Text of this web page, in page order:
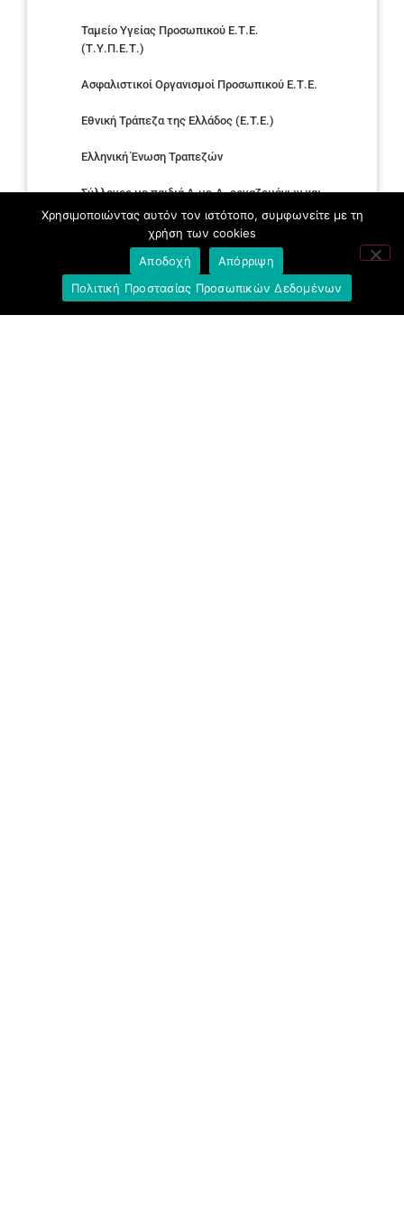
Ταμείο Υγείας Προσωπικού Ε.Τ.Ε.
(Τ.Υ.Π.Ε.Τ.)
Ασφαλιστικοί Οργανισμοί Προσωπικού Ε.Τ.Ε.
Εθνική Τράπεζα της Ελλάδος (E.T.E.)
Ελληνική Ένωση Τραπεζών
Σύλλογος με παιδιά Α.με.Α. εργαζομένων και
συνταξιούχων Ε.Τ.Ε.
Υπουργείο Εργασίας και Κοινωνικών
Υποθέσεων
Χρησιμοποιώντας αυτόν τον ιστότοπο, συμφωνείτε με τη
χρήση των cookies
Αποδοχή
Απόρριψη
Πολιτική Προστασίας Προσωπικών Δεδομένων